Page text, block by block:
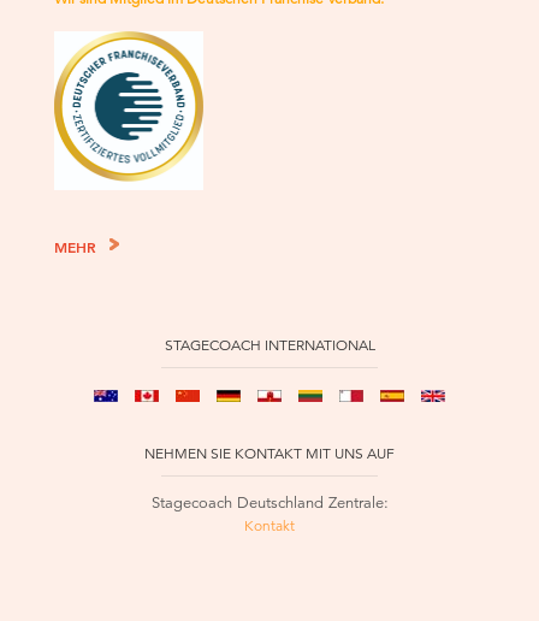
MEHR
STAGECOACH INTERNATIONAL
NEHMEN SIE KONTAKT MIT UNS AUF
Stagecoach Deutschland Zentrale:
Kontakt